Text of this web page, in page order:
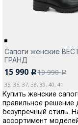
Сапоги женские
ГРАНД
15 990 c19 990a
35, 36, 37, 38, 39, 40, 41
Купить женские
правильное решение
безупречный стиль.
ассортимент